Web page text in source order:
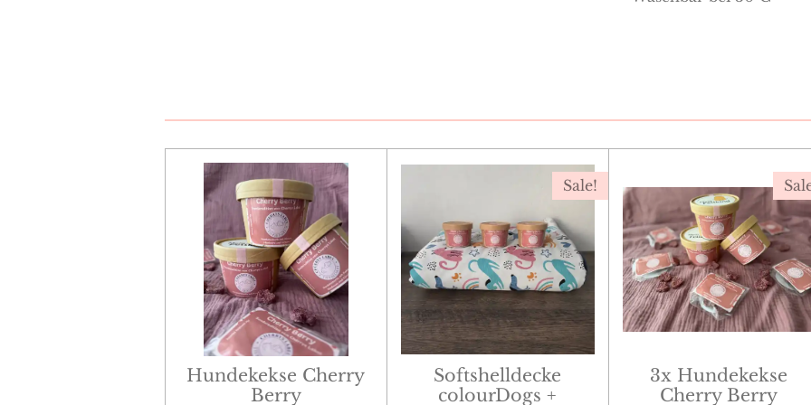
Hundekekse Cherry
Berry
Sale!
Softshelldecke
colourDogs +
3x Hundekekse
Cherry Berry